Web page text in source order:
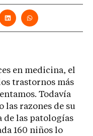
en medicina, el
trastornos más
Todavía
las razones de su
de las patologías
160 niños lo